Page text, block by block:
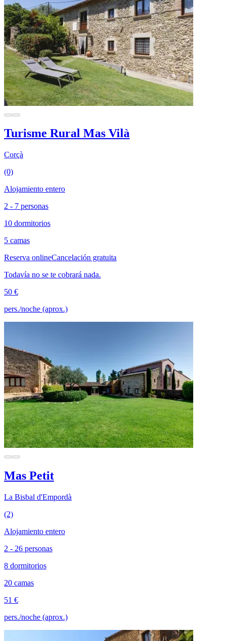
Turisme Rural Mas Vilà
Corçà
(0)
Alojamiento entero
2 - 7 personas
10 dormitorios
5 camas
Reserva onlineCancelación gratuita
Todavía no se te cobrará nada.
50 €
pers./noche (aprox.)
Mas Petit
La Bisbal d'Empordà
(2)
Alojamiento entero
2 - 26 personas
8 dormitorios
20 camas
51 €
pers./noche (aprox.)